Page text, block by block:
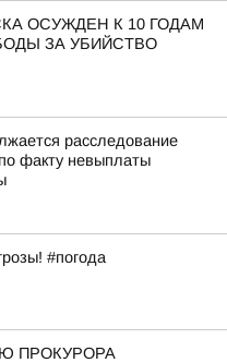
ОСУЖДЕН К 10 ГОДАМ
ЗА УБИЙСТВО
расследование
факту невыплаты
#погода
ПРОКУРОРА